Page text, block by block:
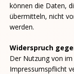
können die Daten,
übermitteln, nicht
werden.
Widerspruch
Der Nutzung von
Impressumspflicht